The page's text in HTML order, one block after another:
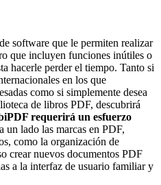
software que le permiten realizar
que incluyen funciones inútiles o
hacerle perder el tiempo. Tanto si
en los que
como si simplemente desea
de libros PDF, descubrirá
requerirá un esfuerzo
un lado las marcas en PDF,
como la organización de
crear nuevos documentos PDF
a la interfaz de usuario familiar y